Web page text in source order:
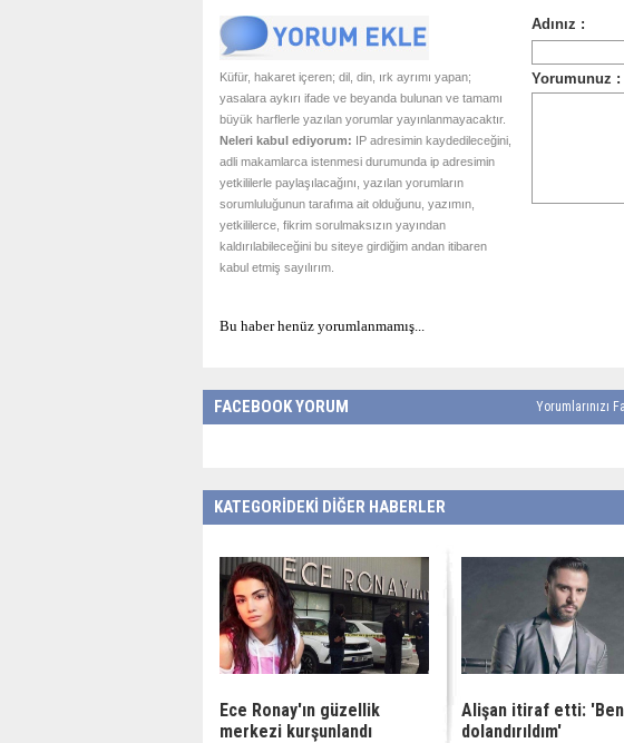
Küfür, hakaret içeren; dil, din, ırk ayrımı yapan;
yasalara aykırı ifade ve beyanda bulunan ve tamamı
büyük harflerle yazılan yorumlar yayınlanmayacaktır.
Neleri kabul ediyorum: IP adresimin kaydedileceğini,
adli makamlarca istenmesi durumunda ip adresimin
yetkililerle paylaşılacağını, yazılan yorumların
sorumluluğunun tarafıma ait olduğunu, yazımın,
yetkililerce, fikrim sorulmaksızın yayından
kaldırılabileceğini bu siteye girdiğim andan itibaren
kabul etmiş sayılırım.
Bu haber henüz yorumlanmamış...
FACEBOOK YORUM Yorumlarınızı
KATEGORİDEKİ DİĞER HABERLER
Ece Ronay'ın güzellik
merkezi kurşunlandı
Alişan itiraf etti:
dolandırıldım'